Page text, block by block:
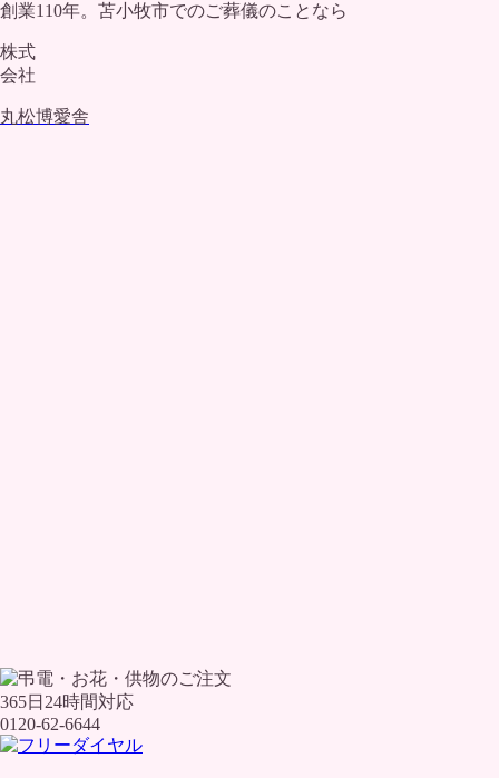
創業110年。苫小牧市でのご葬儀のことなら
株式
会社
丸松博愛舎
365日24時間対応
0120-62-6644